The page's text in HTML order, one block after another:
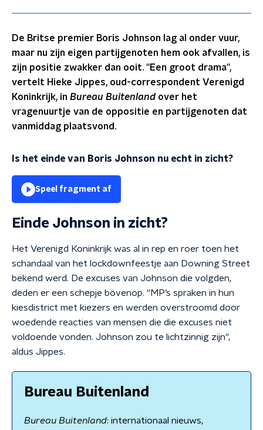
De Britse premier Boris Johnson lag al onder vuur,
maar nu zijn eigen partijgenoten hem ook afvallen, is
zijn positie zwakker dan ooit. ''Een groot drama'',
vertelt Hieke Jippes, oud-correspondent Verenigd
Koninkrijk, in Bureau Buitenland over het
vragenuurtje van de oppositie en partijgenoten dat
vanmiddag plaatsvond.
Is het einde van Boris Johnson nu echt in zicht?
Speel fragment af
Einde Johnson in zicht?
Het Verenigd Koninkrijk was al in rep en roer toen het
schandaal van het lockdownfeestje aan Downing Street
bekend werd. De excuses van Johnson die volgden,
deden er een schepje bovenop. ''MP’s spraken in hun
kiesdistrict met kiezers en werden overstroomd door
woedende reacties van mensen die die excuses niet
voldoende vonden. Johnson zou te lichtzinnig zijn'',
aldus Jippes.
Bureau Buitenland
Bureau Buitenland: internationaal nieuws,